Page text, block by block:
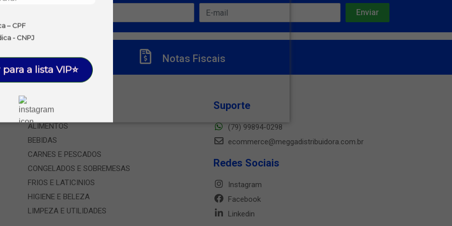
– CPF
- CNPJ
a lista VIP⭐
Títulos Notas Fiscais
Departamentos
ALIMENTOS
BEBIDAS
CARNES E PESCADOS
CONGELADOS E SOBREMESAS
FRIOS E LATICINIOS
HIGIENE E BELEZA
LIMPEZA E UTILIDADES
Suporte
(79) 99894-0298
ecommerce@meggadistribuidora.com.br
Redes Sociais
Instagram
Facebook
Linkedin